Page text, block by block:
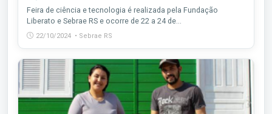
Feira de ciência e tecnologia é realizada pela Fundação
Liberato e Sebrae RS e ocorre de 22 a 24 de...
22/10/2024 • Sebrae RS